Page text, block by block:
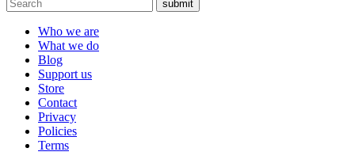
submit
Who we are
What we do
Blog
Support us
Store
Contact
Privacy
Policies
Terms